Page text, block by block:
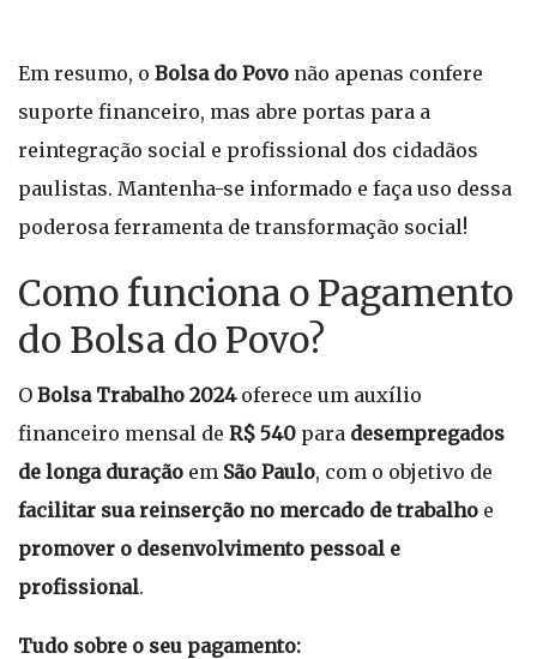
Em resumo, o Bolsa do Povo não apenas confere
suporte financeiro, mas abre portas para a
reintegração social e profissional dos cidadãos
paulistas. Mantenha-se informado e faça uso dessa
poderosa ferramenta de transformação social!
Como funciona o Pagamento
do Bolsa do Povo?
O Bolsa Trabalho 2024oferece um auxílio
financeiro mensal de R$ 540 para desempregados
de longa duração em São Paulo, com o objetivo de
facilitar sua reinserção no mercado de trabalho e
promover o desenvolvimento pessoal e
profissional.
Tudo sobre o seu pagamento: